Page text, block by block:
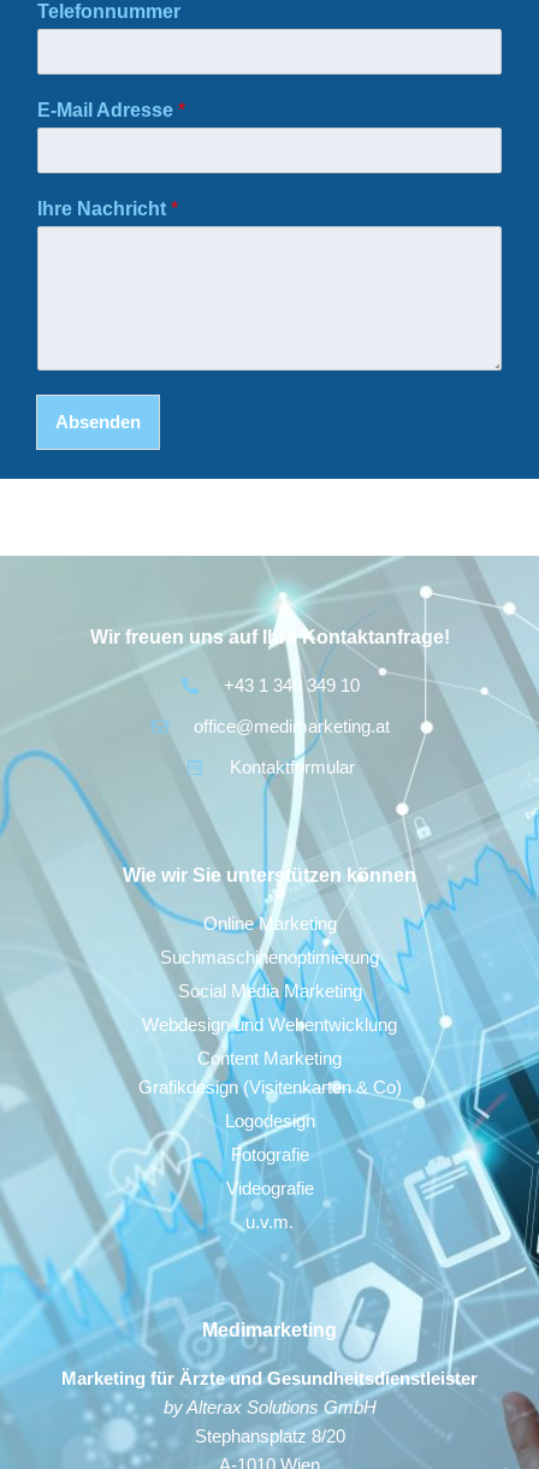
Telefonnummer
E-Mail Adresse *
Ihre Nachricht *
Absenden
Wir freuen uns auf Ihre Kontaktanfrage!
+43 1 348 349 10
office@medimarketing.at
Kontaktformular
Wie wir Sie unterstützen können
Online Marketing
Suchmaschinenoptimierung
Social Media Marketing
Webdesign und Webentwicklung
Content Marketing
Grafikdesign (Visitenkarten & Co)
Logodesign
Fotografie
Videografie
u.v.m.
Medimarketing
Marketing für Ärzte und Gesundheitsdienstleister
by Alterax Solutions GmbH
Stephansplatz 8/20
A-1010 Wien